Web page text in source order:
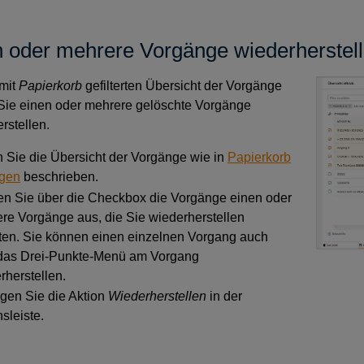
oder mehrere Vorgänge
Papierkorb gefilterten Übersicht der Vorgänge
einen oder mehrere gelöschte Vorgänge
Sie die Übersicht der Vorgänge wie in Papierkorb
beschrieben.
Sie über die Checkbox die Vorgänge einen oder
Vorgänge aus, die Sie wiederherstellen
Sie können einen einzelnen Vorgang auch
Drei-Punkte-Menü am Vorgang
Sie die Aktion Wiederherstellen in der